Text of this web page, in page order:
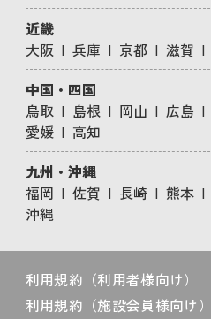
近畿
大阪
兵庫 京都 滋賀
中国・四国
鳥取
島根 岡山 広島
愛媛
高知
九州・沖縄
福岡
佐賀 長崎 熊本
沖縄
利用規約（利用者様向け）
利用規約（施設会員様向け）